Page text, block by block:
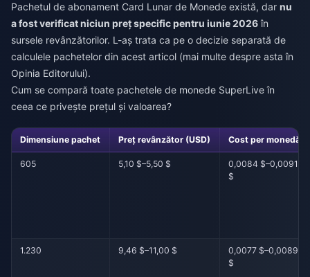
Pachetul de abonament Card Lunar de Monede există, dar nu
a fost verificat niciun preț specific pentru iunie 2026în
sursele revânzătorilor. L-aș trata ca pe o decizie separată de
calculele pachetelor din acest articol (mai multe despre asta în
Opinia Editorului).
Cum se compară toate pachetele de monede SuperLive în
ceea ce privește prețul și valoarea?
Dimensiune pachet Preț revânzător (USD) Cost per monedă
605 5,10 $–5,50 $
0,0084 $–0,0091
$
1.230 9,46 $–11,00 $
0,0077 $–0,0089
$